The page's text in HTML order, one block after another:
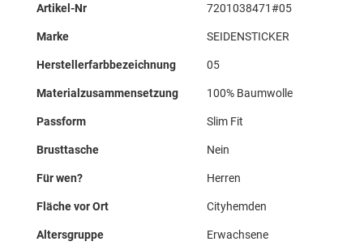
Mehr
Artikel-Nr 7201038471#05
Marke SEIDENSTICKER
Herstellerfarbbezeichnung 05
Materialzusammensetzung 100% Baumwolle
Passform Slim Fit
Brusttasche Nein
Für wen? Herren
Fläche vor Ort Cityhemden
Altersgruppe Erwachsene